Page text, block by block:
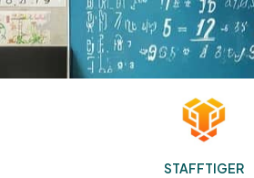
STAFFTIGER